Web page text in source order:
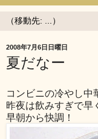
2008年7月6日日曜日
夏だなー
コンビニの冷やし中
昨夜は飲みすぎで早
早朝から快調！